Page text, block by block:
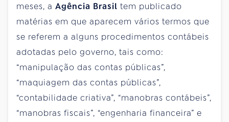
meses, a Agência Brasil tem publicado
matérias em que aparecem vários termos que
se referem a alguns procedimentos contábeis
adotadas pelo governo, tais como:
“manipulação das contas públicas”,
“maquiagem das contas públicas”,
“contabilidade criativa”, “manobras contábeis”,
“manobras fiscais”, “engenharia financeira” e